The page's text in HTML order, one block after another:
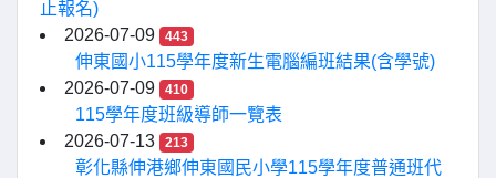
止報名)
2026-07-09
443
伸東國小115學年度新生電腦編班結果(含學號)
2026-07-09
410
115學年度班級導師一覽表
2026-07-13
213
彰化縣伸港鄉伸東國民小學115學年度普通班代